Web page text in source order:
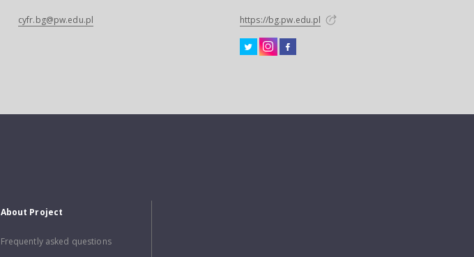
cyfr.bg@pw.edu.pl https://bg.pw.edu.pl
About Project
Frequently asked questions